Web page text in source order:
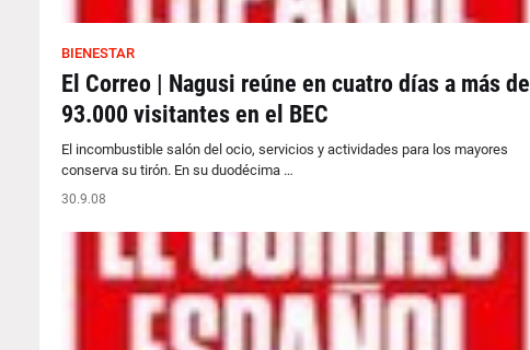
BIENESTAR
El Correo | Nagusi reúne en cuatro días a más de
93.000 visitantes en el BEC
El incombustible salón del ocio, servicios y actividades para los mayores
conserva su tirón. En su duodécima …
30.9.08